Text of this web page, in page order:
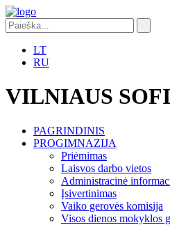
LT
RU
VILNIAUS
PAGRINDINIS
PROGIMNAZIJA
Priėmimas
Laisvos darbo vietos
Administracinė
Įsivertinimas
Vaiko gerovės komisija
Visos dienos mokyklos